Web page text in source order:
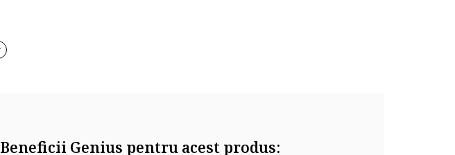
Beneficii Genius pentru acest produs: